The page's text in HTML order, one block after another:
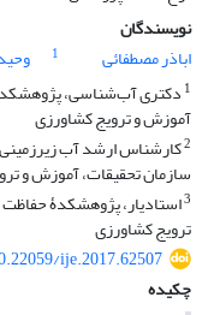
نویسندگان
اباذر مصطفائی
1
1 دکتری آب‌شناسی،
آموزش و ترویج کشاورزی
2کارشناس ارشد آب
سازمان تحقیقات، آموزش و
3استادیار، پژوهشکدۀ
ترویج کشاورزی
ije.2017.62507
چکیده